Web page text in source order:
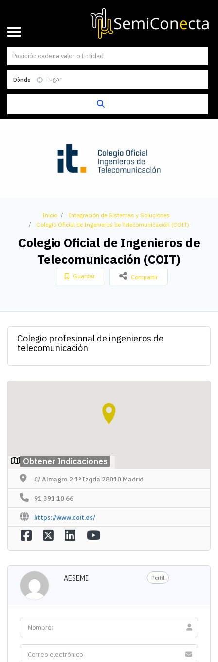
Dónde
Inicio
Integración de Sistemas y Soluciones
Colegio Oficial de Ingenieros de Telecomunicación (COIT)
Colegio Oficial de Ingenieros de
Telecomunicación (COIT)
Guardar Compartir
Colegio profesional de ingenieros de
telecomunicación
Obtener Indicaciones
C/ Almagro 2 1º Izqda 28010 Madrid
91 391 10 66
https://www.coit.es/
AESEMI Perfil